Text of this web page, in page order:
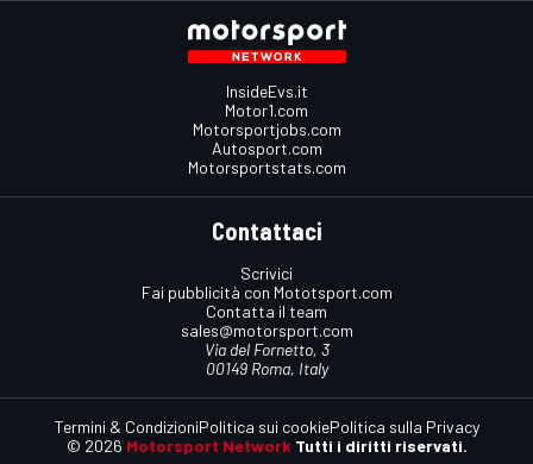
InsideEvs.it
Motor1.com
Motorsportjobs.com
Autosport.com
Motorsportstats.com
Contattaci
Scrivici
Fai pubblicità con Mototsport.com
Contatta il team
sales@motorsport.com
Via del Fornetto, 3
00149 Roma, Italy
© 2026 Motorsport Network Tutti i diritti riservati.
Termini & CondizioniPolitica sui cookiePolitica sulla Privacy